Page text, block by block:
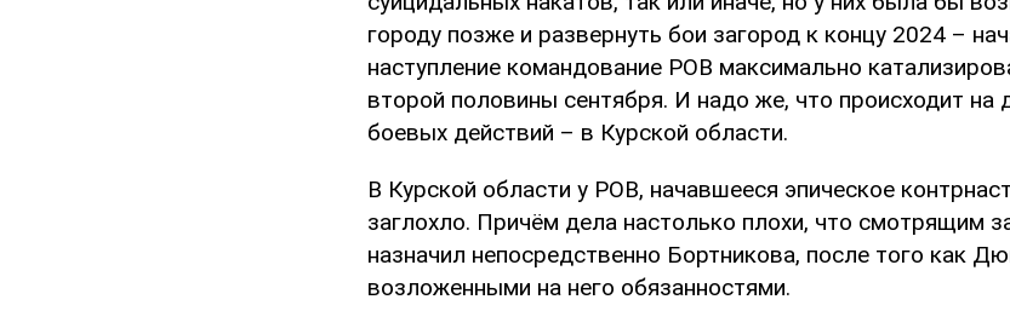
городу позже и развернуть бои загород к концу 2024 –
наступление командование РОВ максимально
второй половины сентября. И надо же, что происходит на
боевых действий – в Курской области.
В Курской области у РОВ, начавшееся эпическое
заглохло. Причём дела настолько плохи, что смотрящим
назначил непосредственно Бортникова, после того как
возложенными на него обязанностями.